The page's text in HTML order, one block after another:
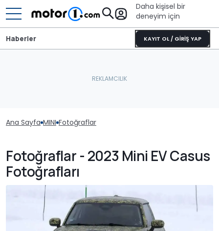
Daha kişisel bir
deneyim için
KAYIT OL / GİRİŞ YAP
Haberler
Ana Sayfa MINI Fotoğraflar
Fotoğraflar - 2023 Mini EV Casus
Fotoğrafları